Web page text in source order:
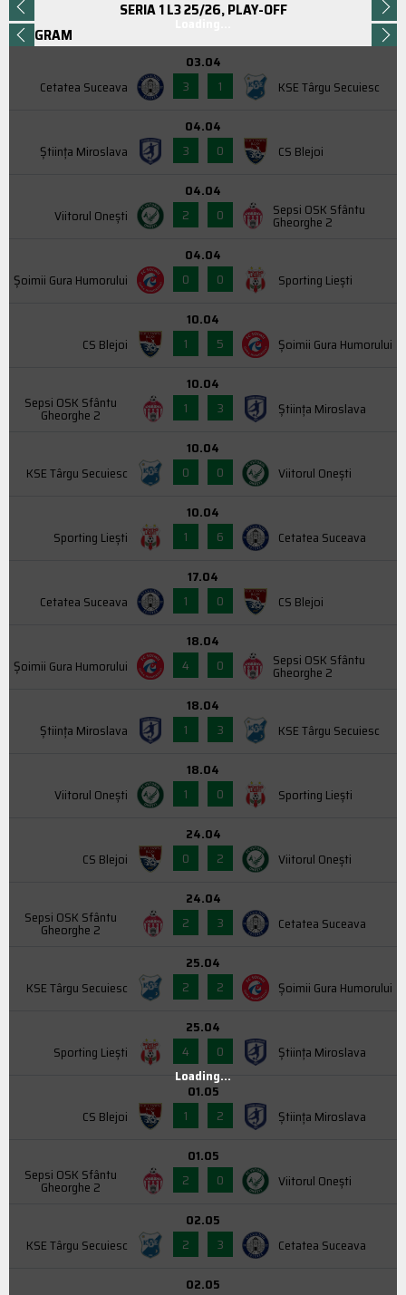
SERIA 1 L3 25/26, PLAY-OFF
Loading...
PROGRAM
Cetatea Suceava
03.04
3
1 KSE Târgu Secuiesc
Știința Miroslava
04.04
3
0 CS Blejoi
Viitorul Onești
04.04
2
0 Sepsi OSK Sfântu
Gheorghe 2
Şoimii Gura Humorului
04.04
0
0 Sporting Liești
CS Blejoi
10.04
1
5 Şoimii Gura Humorului
Sepsi OSK Sfântu
Gheorghe 2
10.04
1
3 Știința Miroslava
KSE Târgu Secuiesc
10.04
0
0 Viitorul Onești
Sporting Liești
10.04
1
6 Cetatea Suceava
Cetatea Suceava
17.04
1
0 CS Blejoi
Şoimii Gura Humorului
18.04
4
0 Sepsi OSK Sfântu
Gheorghe 2
Știința Miroslava
18.04
1
3 KSE Târgu Secuiesc
Viitorul Onești
18.04
1
0 Sporting Liești
CS Blejoi
24.04
0
2 Viitorul Onești
Sepsi OSK Sfântu
Gheorghe 2
24.04
2
3 Cetatea Suceava
KSE Târgu Secuiesc
25.04
2
2 Şoimii Gura Humorului
Sporting Liești
25.04
4
0 Știința Miroslava
CS Blejoi
01.05
1
2 Știința Miroslava
Sepsi OSK Sfântu
Gheorghe 2
01.05
2
0 Viitorul Onești
KSE Târgu Secuiesc
02.05
2
3 Cetatea Suceava
02.05
Loading...